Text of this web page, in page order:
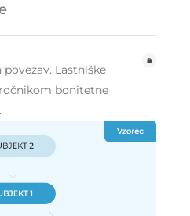
Lastniške
bonitetne